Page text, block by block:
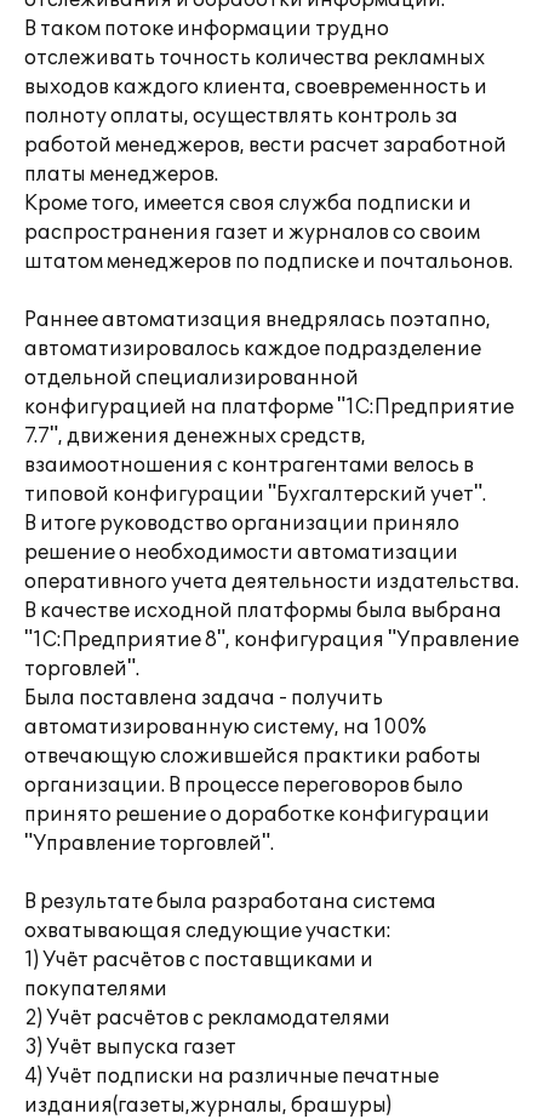
В таком потоке информации трудно
отслеживать точность количества рекламных
выходов каждого клиента, своевременность и
полноту оплаты, осуществлять контроль за
работой менеджеров, вести расчет заработной
платы менеджеров.
Кроме того, имеется своя служба подписки и
распространения газет и журналов со своим
штатом менеджеров по подписке и почтальонов.
Раннее автоматизация внедрялась поэтапно,
автоматизировалось каждое подразделение
отдельной специализированной
конфигурацией на платформе "1С:Предприятие
7.7", движения денежных средств,
взаимоотношения с контрагентами велось в
типовой конфигурации "Бухгалтерский учет".
В итоге руководство организации приняло
решение о необходимости автоматизации
оперативного учета деятельности издательства.
В качестве исходной платформы была выбрана
"1С:Предприятие 8", конфигурация "Управление
торговлей".
Была поставлена задача - получить
автоматизированную систему, на 100%
отвечающую сложившейся практики работы
организации. В процессе переговоров было
принято решение о доработке конфигурации
"Управление торговлей".
В результате была разработана система
охватывающая следующие участки:
1) Учёт расчётов с поставщиками и
покупателями
2) Учёт расчётов с рекламодателями
3) Учёт выпуска газет
4) Учёт подписки на различные печатные
издания(газеты,журналы, брашуры)